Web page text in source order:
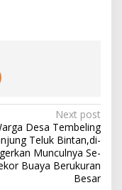
Next post
Desa Tembeling
Teluk Bintan,di-
Munculnya Se-
Buaya Berukuran
Besar